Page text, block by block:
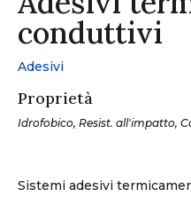
conduttivi
Adesivi
Proprietà
Idrofobico, Resist. all'impatto,
Sistemi adesivi